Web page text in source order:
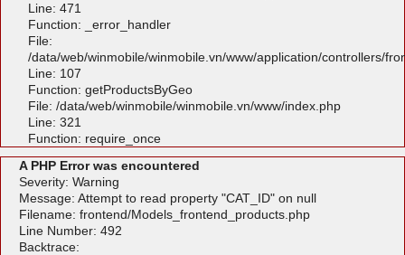
Line: 471
Function: _error_handler
File:
/data/web/winmobile/winmobile.vn/www/application/controllers/
Line: 107
Function: getProductsByGeo
File: /data/web/winmobile/winmobile.vn/www/index.php
Line: 321
Function: require_once
A PHP Error was encountered
Severity: Warning
Message: Attempt to read property "CAT_ID" on null
Filename: frontend/Models_frontend_products.php
Line Number: 492
Backtrace: